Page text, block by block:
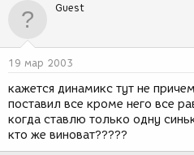
Guest
19 мар 2003
кажется динамикс тут не причем
поставил все кроме него все
когда ставлю только одну
кто же виноват?????